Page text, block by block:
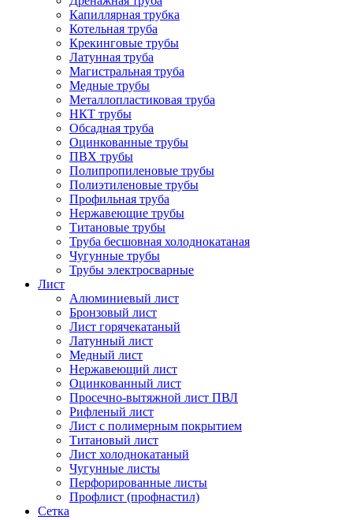
Капиллярная трубка
Котельная труба
Крекинговые трубы
Латунная труба
Магистральная труба
Медные трубы
Металлопластиковая труба
НКТ трубы
Обсадная труба
Оцинкованные трубы
ПВХ трубы
Полипропиленовые трубы
Полиэтиленовые трубы
Профильная труба
Нержавеющие трубы
Титановые трубы
Труба бесшовная холоднокатаная
Чугунные трубы
Трубы электросварные
Лист
Алюминиевый лист
Бронзовый лист
Лист горячекатаный
Латунный лист
Медный лист
Нержавеющий лист
Оцинкованный лист
Просечно-вытяжной лист ПВЛ
Рифленый лист
Лист с полимерным покрытием
Титановый лист
Лист холоднокатаный
Чугунные листы
Перфорированные листы
Профлист (профнастил)
Сетка